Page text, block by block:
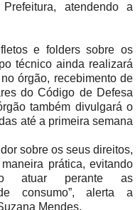
atendendo a
e folders sobre os
técnico ainda realizará
órgão, recebimento de
do Código de Defesa
também divulgará o
até a primeira semana
sobre os seus direitos,
prática, evitando
atuar perante as
consumo”, alerta a
Mendes.